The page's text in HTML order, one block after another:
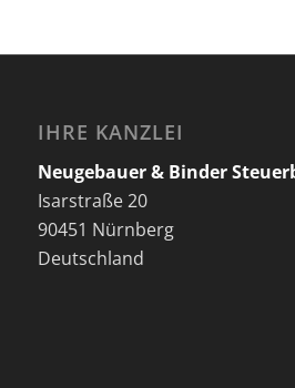
IHRE KANZLEI
Neugebauer & Binder
Isarstraße 20
90451 Nürnberg
Deutschland